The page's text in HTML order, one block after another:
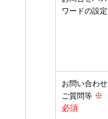
ワードの設定
お問い合わせ
ご質問等 ※
必須